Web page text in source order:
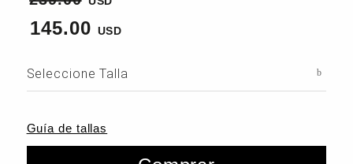
145.00
Seleccione Talla
Guía de tallas